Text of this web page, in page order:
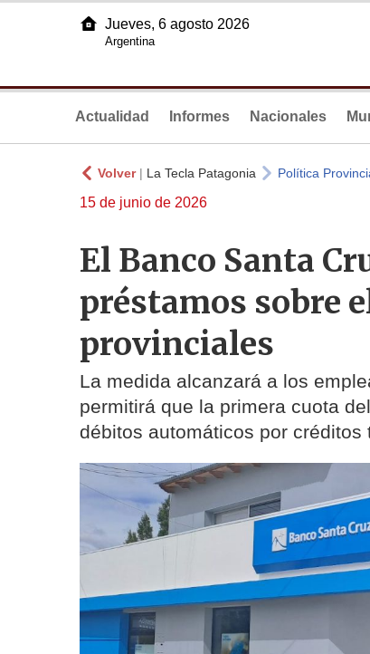
Jueves, 6 agosto 2026
Argentina
Actualidad Informes Nacionales
Volver| La Tecla Patagonia Política
15 de junio de 2026
El Banco Santa
préstamos sobre
provinciales
La medida alcanzará a los
permitirá que la primera cuota
débitos automáticos por